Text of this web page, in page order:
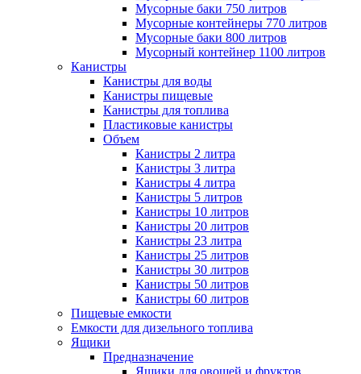
Мусорные баки 750 литров
Мусорные контейнеры 770 литров
Мусорные баки 800 литров
Мусорный контейнер 1100 литров
Канистры
Канистры для воды
Канистры пищевые
Канистры для топлива
Пластиковые канистры
Объем
Канистры 2 литра
Канистры 3 литра
Канистры 4 литра
Канистры 5 литров
Канистры 10 литров
Канистры 20 литров
Канистры 23 литра
Канистры 25 литров
Канистры 30 литров
Канистры 50 литров
Канистры 60 литров
Пищевые емкости
Емкости для дизельного топлива
Ящики
Предназначение